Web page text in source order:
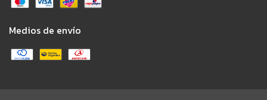
Medios de envío